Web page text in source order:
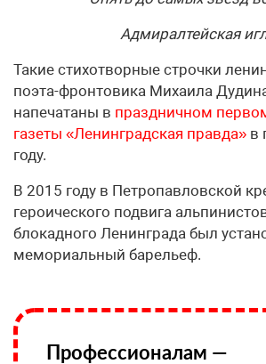
Адмиралтейская
Такие стихотворные строчки
поэта-фронтовика Михаила
напечатаны в праздничном
газеты «Ленинградская правда» в
году.
В 2015 году в Петропавловской
героического подвига
блокадного Ленинграда был
мемориальный барельеф.
Профессионалам —